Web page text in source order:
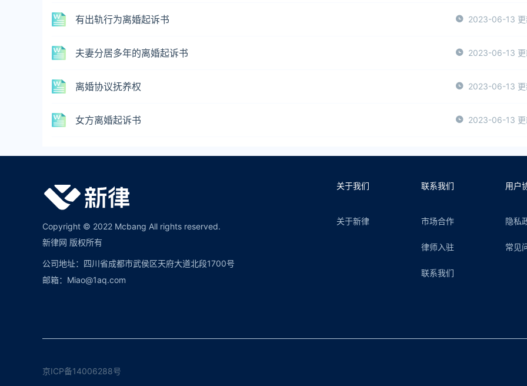
有出轨行为离婚起诉书 2023-06-13 更
夫妻分居多年的离婚起诉书 2023-06-13 更
离婚协议抚养权 2023-06-13 更
女方离婚起诉书 2023-06-13 更
Copyright © 2022 Mcbang All rights reserved.
新律网 版权所有
公司地址：四川省成都市武侯区天府大道北段1700号
邮箱：Miao@1aq.com
关于我们
关于新律
联系我们
市场合作
律师入驻
联系我们
用户
隐私
常见
京ICP备14006288号